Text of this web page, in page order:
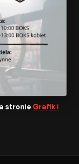
stronie Grafik i